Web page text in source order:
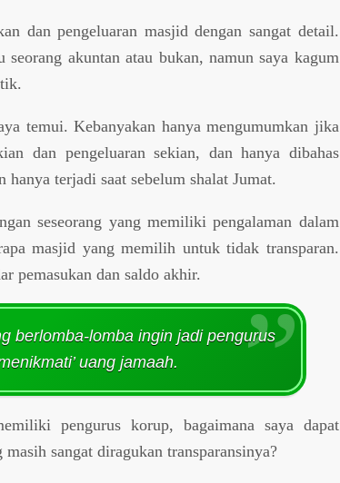
dan pengeluaran masjid dengan sangat detail.
akuntan atau bukan, namun saya kagum
temui. Kebanyakan hanya mengumumkan jika
dan pengeluaran sekian, dan hanya dibahas
terjadi saat sebelum shalat Jumat.
seseorang yang memiliki pengalaman dalam
masjid yang memilih untuk tidak transparan.
pemasukan dan saldo akhir.
berlomba-lomba ingin jadi pengurus
uang jamaah.
pengurus korup, bagaimana saya dapat
sangat diragukan transparansinya?